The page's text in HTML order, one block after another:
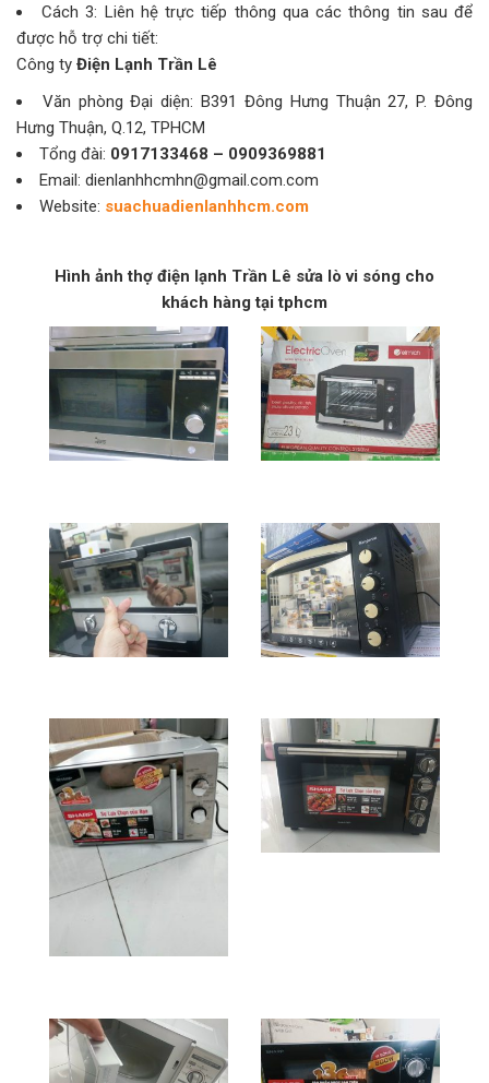
Cách 3: Liên hệ trực tiếp thông qua các thông tin sau để
được hỗ trợ chi tiết:
Công ty Điện Lạnh Trần Lê
Văn phòng Đại diện: B391 Đông Hưng Thuận 27, P. Đông
Hưng Thuận, Q.12, TPHCM
Tổng đài: 0917133468 – 0909369881
Email: dienlanhhcmhn@gmail.com.com
Website: suachuadienlanhhcm.com
Hình ảnh thợ điện lạnh Trần Lê sửa lò vi sóng cho
khách hàng tại tphcm